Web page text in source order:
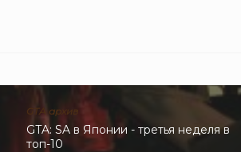
GTA архив
GTA: SA в Японии - третья неделя в
топ-10